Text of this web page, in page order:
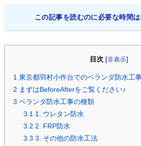
この記事を読むのに必要な時間は
目次 [非表示
1東京都羽村小作台でのベランダ防水工
2 まずはBeforeAfterをご覧ください♪
3 ベランダ防水工事の種類
3.11. ウレタン防水
3.2 2. FRP防水
3.3 3. その他の防水工法